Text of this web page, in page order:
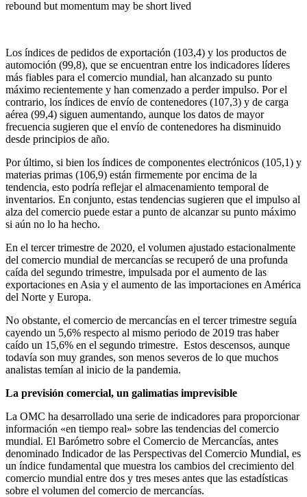
Los índices de pedidos de exportación (103,4) y los productos de
automoción (99,8), que se encuentran entre los indicadores líderes
más fiables para el comercio mundial, han alcanzado su punto
máximo recientemente y han comenzado a perder impulso. Por el
contrario, los índices de envío de contenedores (107,3) y de carga
aérea (99,4) siguen aumentando, aunque los datos de mayor
frecuencia sugieren que el envío de contenedores ha disminuido
desde principios de año.
Por último, si bien los índices de componentes electrónicos (105,1) y
materias primas (106,9) están firmemente por encima de la
tendencia, esto podría reflejar el almacenamiento temporal de
inventarios. En conjunto, estas tendencias sugieren que el impulso al
alza del comercio puede estar a punto de alcanzar su punto máximo
si aún no lo ha hecho.
En el tercer trimestre de 2020, el volumen ajustado estacionalmente
del comercio mundial de mercancías se recuperó de una profunda
caída del segundo trimestre, impulsada por el aumento de las
exportaciones en Asia y el aumento de las importaciones en América
del Norte y Europa.
No obstante, el comercio de mercancías en el tercer trimestre seguía
cayendo un 5,6% respecto al mismo periodo de 2019 tras haber
caído un 15,6% en el segundo trimestre. Estos descensos, aunque
todavía son muy grandes, son menos severos de lo que muchos
analistas temían al inicio de la pandemia.
La previsión comercial, un galimatias imprevisible
La OMC ha desarrollado una serie de indicadores para proporcionar
información «en tiempo real» sobre las tendencias del comercio
mundial. El Barómetro sobre el Comercio de Mercancías, antes
denominado Indicador de las Perspectivas del Comercio Mundial, es
un índice fundamental que muestra los cambios del crecimiento del
comercio mundial entre dos y tres meses antes que las estadísticas
sobre el volumen del comercio de mercancías.